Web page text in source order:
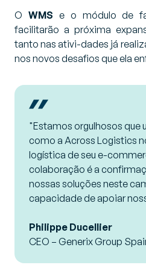
O WMS e o módulo de
facilitarão a próxima
tanto nas ativi-dades já
nos novos desafios que ela
"Estamos orgulhosos que
como a Across Logistics
logística de seu e-
colaboração é a
nossas soluções neste
capacidade de apoiar
Philippe Ducellier
CEO – Generix Group